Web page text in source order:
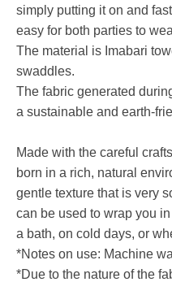
simply putting it on and
easy for both parties to
The material is Imabari
swaddles.
The fabric generated
a sustainable and earth-
Made with the careful
born in a rich, natural
gentle texture that is very
can be used to wrap you
a bath, on cold days, or
*Notes on use: Machine
*Due to the nature of the